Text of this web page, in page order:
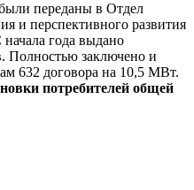
переданы в Отдел
и перспективного развития
года выдано
Полностью заключено и
632 договора на 10,5 МВт.
потребителей общей